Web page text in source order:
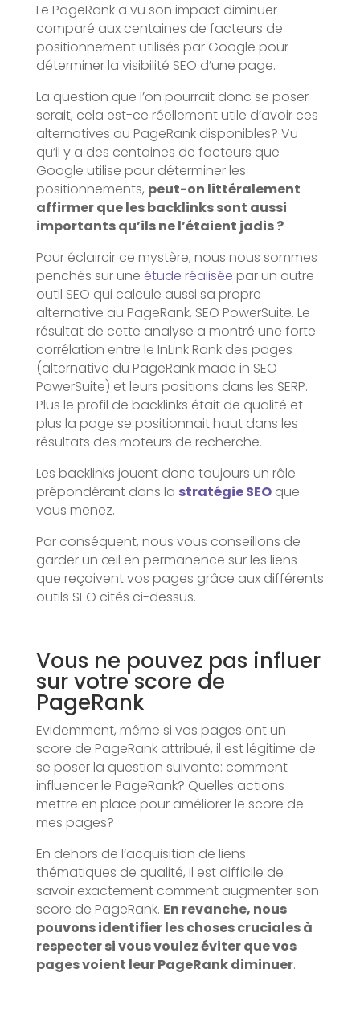
Le PageRank a vu son impact diminuer
comparé aux centaines de facteurs de
positionnement utilisés par Google pour
déterminer la visibilité SEO d’une page.
La question que l’on pourrait donc se poser
serait, cela est-ce réellement utile d’avoir ces
alternatives au PageRank disponibles? Vu
qu’il y a des centaines de facteurs que
Google utilise pour déterminer les
positionnements, peut-on littéralement
affirmer que les backlinks sont aussi
importants qu’ils ne l’étaient jadis ?
Pour éclaircir ce mystère, nous nous sommes
penchés sur une étude réalisée par un autre
outil SEO qui calcule aussi sa propre
alternative au PageRank, SEO PowerSuite. Le
résultat de cette analyse a montré une forte
corrélation entre le InLink Rank des pages
(alternative du PageRank made in SEO
PowerSuite) et leurs positions dans les SERP.
Plus le profil de backlinks était de qualité et
plus la page se positionnait haut dans les
résultats des moteurs de recherche.
Les backlinks jouent donc toujours un rôle
prépondérant dans la stratégie SEOque
vous menez.
Par conséquent, nous vous conseillons de
garder un œil en permanence sur les liens
que reçoivent vos pages grâce aux différents
outils SEO cités ci-dessus.
Vous ne pouvez pas influer
sur votre score de
PageRank
Evidemment, même si vos pages ont un
score de PageRank attribué, il est légitime de
se poser la question suivante: comment
influencer le PageRank? Quelles actions
mettre en place pour améliorer le score de
mes pages?
En dehors de l’acquisition de liens
thématiques de qualité, il est difficile de
savoir exactement comment augmenter son
score de PageRank. En revanche, nous
pouvons identifier les choses cruciales à
respecter si vous voulez éviter que vos
pages voient leur PageRank diminuer.